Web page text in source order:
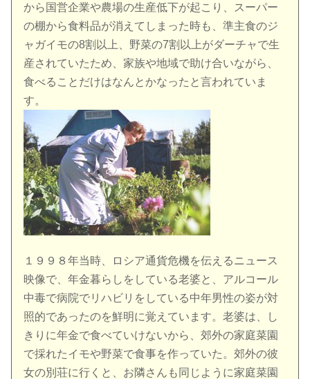
から国営企業や農場の生産低下が起こり、スーパー
の棚から食料品が消えてしまった時も、準主食のジ
ャガイモの8割以上、野菜の7割以上がダーチャで生
産されていたため、家族や地域で助け合いながら、
食べることだけはなんとかなったと言われていま
す。
１９９８年当時、ロシア通貨危機を伝えるニュース
映像で、年金暮らしをしている老婆と、アルコール
中毒で病院でリハビリをしている中年男性の姿が対
照的であったのを鮮明に覚えています。老婆は、し
きりに年金で食べていけないから、郊外の家庭菜園
で採れたイモや野菜で食事を作っていた。郊外の彼
女の別荘に行くと、お隣さんも同じように家庭菜園